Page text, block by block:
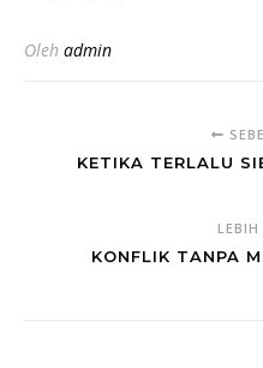
Oleh admin
KETIKA TERLALU
LEBIH
KONFLIK TANPA